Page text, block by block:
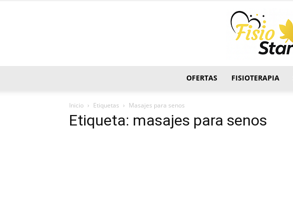
OFERTAS FISIOTERAPIA
Inicio Etiquetas Masajes para senos
Etiqueta: masajes para senos